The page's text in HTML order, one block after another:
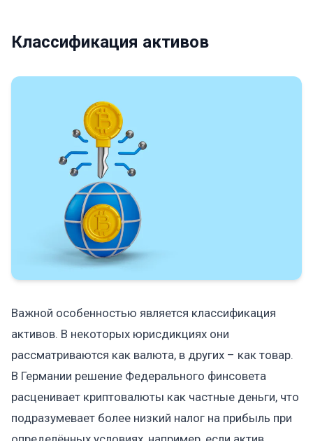
Классификация активов
Важной особенностью является классификация
активов. В некоторых юрисдикциях они
рассматриваются как валюта, в других – как товар.
В Германии решение Федерального финсовета
расценивает криптовалюты как частные деньги, что
подразумевает более низкий налог на прибыль при